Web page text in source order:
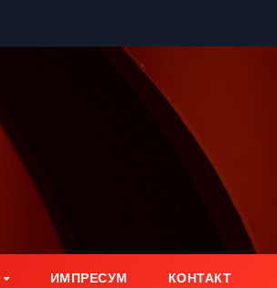
ИМПРЕСУМ КОНТАКТ